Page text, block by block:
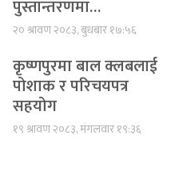
पुस्तान्तरणमा…
२० श्रावण २०८३, बुधबार १७:५६
कृष्णपुरमा बाल क्लबलाई
पोशाक र परिचयपत्र
सहयोग
१९ श्रावण २०८३, मंगलवार १९:३६